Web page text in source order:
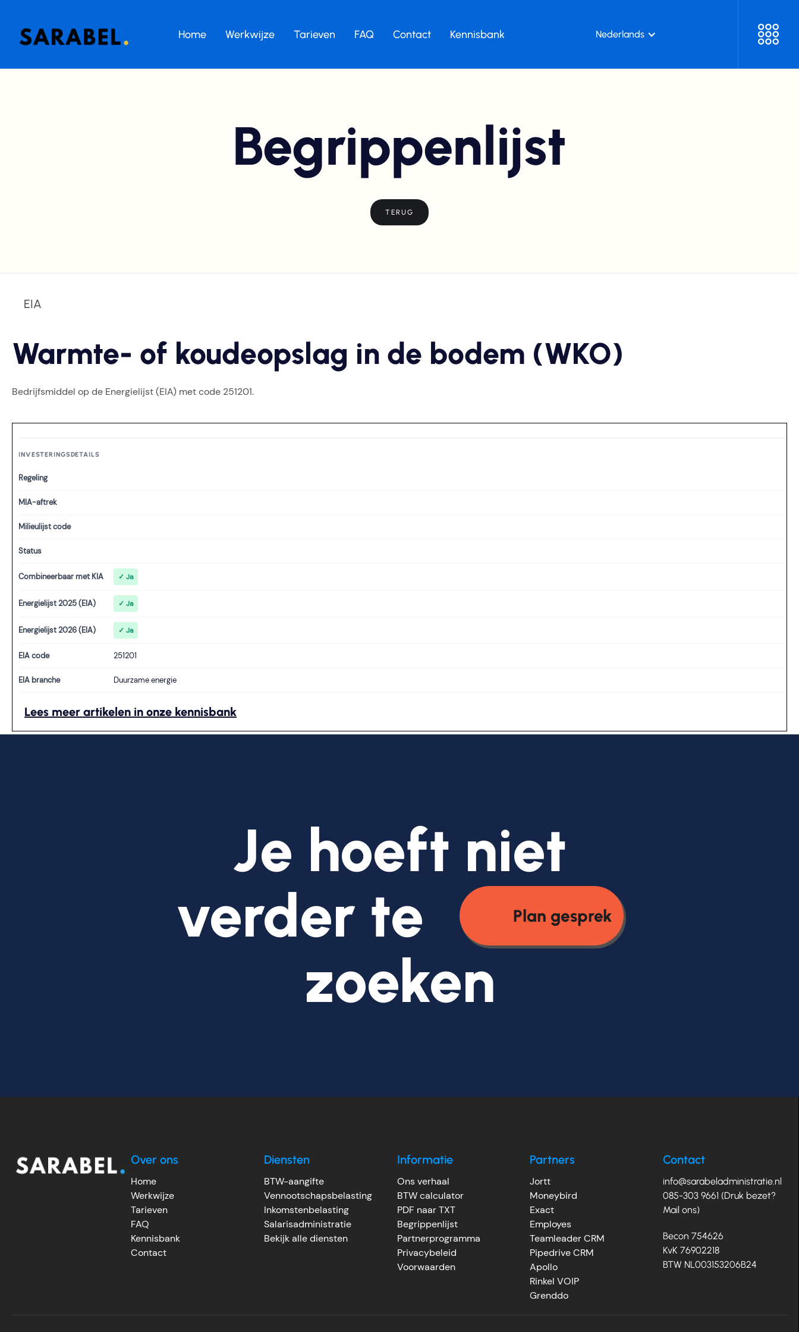
Home Werkwijze Tarieven FAQ Contact Kennisbank Nederlands
Begrippenlijst
TERUG
EIA
Warmte- of koudeopslag in de bodem (WKO)
Bedrijfsmiddel op de Energielijst (EIA) met code 251201.
INVESTERINGSDETAILS
Regeling
MIA-aftrek
Milieulijst code
Status
Combineerbaar met KIA ✓ Ja
Energielijst 2025 (EIA) ✓ Ja
Energielijst 2026 (EIA) ✓ Ja
EIA code 251201
EIA branche Duurzame energie
Lees meer artikelen in onze kennisbank
Je hoeft niet
verder te
Plan gesprek
zoeken
Over ons
Home
Werkwijze
Tarieven
FAQ
Kennisbank
Contact
Diensten
BTW-aangifte
Vennootschapsbelasting
Inkomstenbelasting
Salarisadministratie
Bekijk alle diensten
Informatie
Ons verhaal
BTW calculator
PDF naar TXT
Begrippenlijst
Partnerprogramma
Privacybeleid
Voorwaarden
Partners
Jortt
Moneybird
Exact
Employes
Teamleader CRM
Pipedrive CRM
Apollo
Rinkel VOIP
Grenddo
Contact
info@sarabeladministratie.nl
085-303 9661 (Druk bezet?
Mail ons)
Becon 754626
KvK 76902218
BTW NL003153206B24